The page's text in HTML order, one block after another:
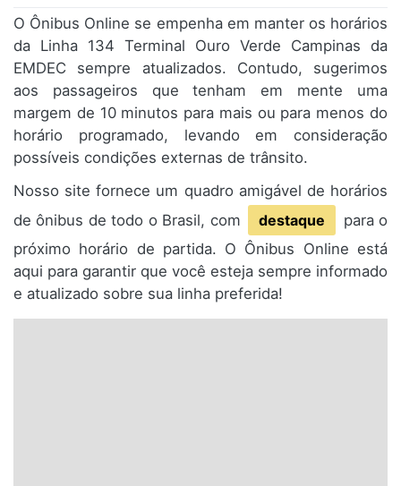
O Ônibus Online se empenha em manter os horários
da Linha 134 Terminal Ouro Verde Campinas da
EMDEC sempre atualizados. Contudo, sugerimos
aos passageiros que tenham em mente uma
margem de 10 minutos para mais ou para menos do
horário programado, levando em consideração
possíveis condições externas de trânsito.
Nosso site fornece um quadro amigável de horários
de ônibus de todo o Brasil, com
destaque
para o
próximo horário de partida. O Ônibus Online está
aqui para garantir que você esteja sempre informado
e atualizado sobre sua linha preferida!